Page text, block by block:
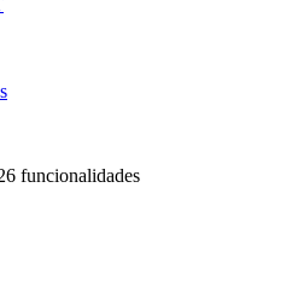
funcionalidades